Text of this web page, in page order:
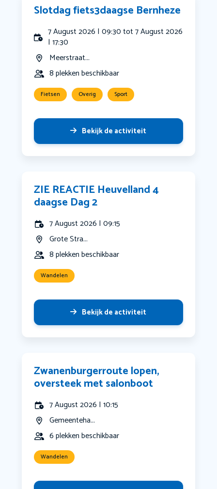
Slotdag fiets3daagse Bernheze
7 August 2026 | 09:30 tot 7 August 2026
| 17:30
Meerstraat...
8 plekken beschikbaar
Fietsen Overig Sport
Bekijk de activiteit
ZIE REACTIE Heuvelland 4
daagse Dag 2
7 August 2026 | 09:15
Grote Stra...
8 plekken beschikbaar
Wandelen
Bekijk de activiteit
Zwanenburgerroute lopen,
oversteek met salonboot
7 August 2026 | 10:15
Gemeenteha...
6 plekken beschikbaar
Wandelen